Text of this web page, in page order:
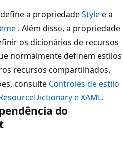
define a propriedadeStylee a
. Além disso, a propriedade
os dicionários de recursos
normalmente definem estilos
recursos compartilhados.
consulte Controles de estilo
e XAML.
do